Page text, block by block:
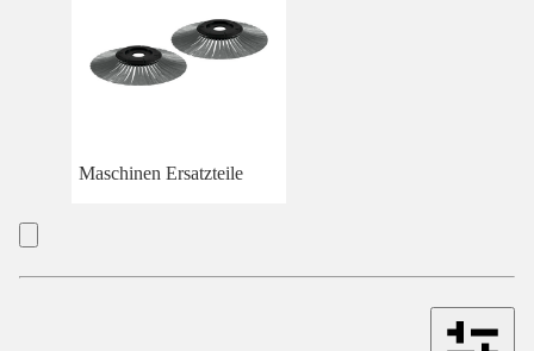
Maschinen Ersatzteile